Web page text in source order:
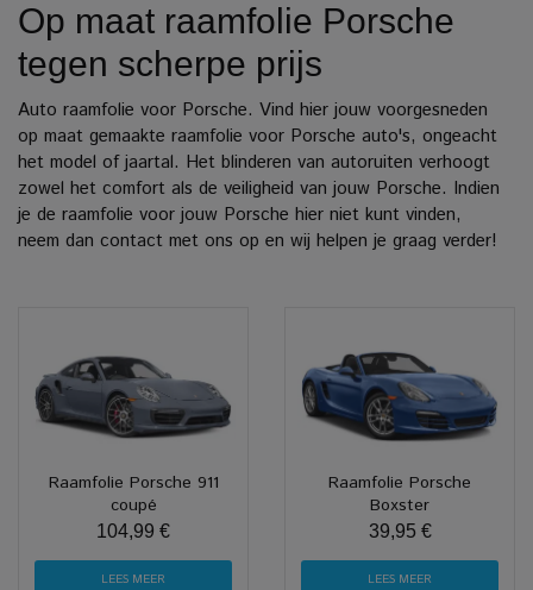
Op maat raamfolie Porsche
tegen scherpe prijs
Auto raamfolie voor Porsche. Vind hier jouw voorgesneden
op maat gemaakte raamfolie voor Porsche auto's, ongeacht
het model of jaartal. Het blinderen van autoruiten verhoogt
zowel het comfort als de veiligheid van jouw Porsche. Indien
je de raamfolie voor jouw Porsche hier niet kunt vinden,
neem dan contact met ons op en wij helpen je graag verder!
Raamfolie Porsche 911
coupé
104,99 €
LEES MEER
Raamfolie Porsche
Boxster
39,95 €
LEES MEER